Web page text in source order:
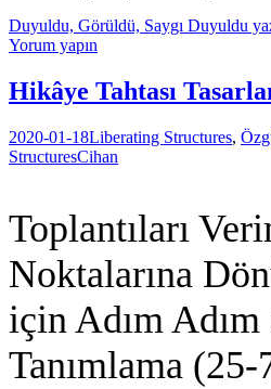
Duyuldu, Görüldü, Saygı Duyuldu
Yorum yapın
Hikâye Tahtası
2020-01-18Liberating Structures,
StructuresCihan
Toplantıları
Noktalarına
için Adım
Tanımlama